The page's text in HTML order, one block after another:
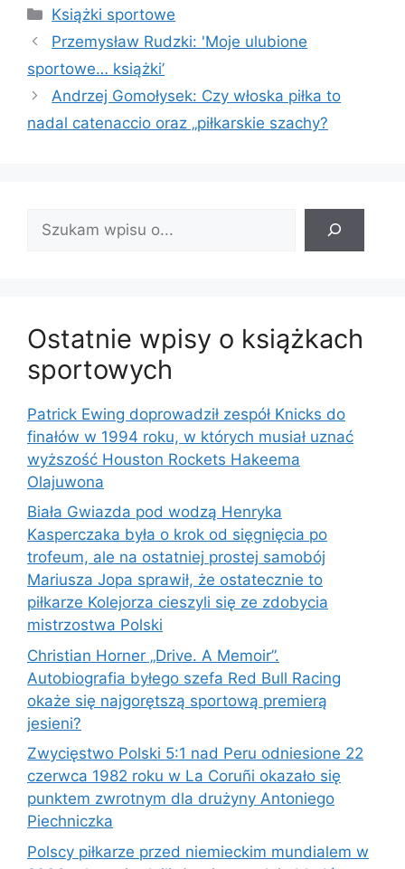
Kategorie
Książki sportowe
Przemysław Rudzki: 'Moje ulubione
sportowe… książki’
Andrzej Gomołysek: Czy włoska piłka to
nadal catenaccio oraz „piłkarskie szachy?
wpis:
Ostatnie wpisy o książkach
sportowych
Patrick Ewing doprowadził zespół Knicks do
finałów w 1994 roku, w których musiał uznać
wyższość Houston Rockets Hakeema
Olajuwona
Biała Gwiazda pod wodzą Henryka
Kasperczaka była o krok od sięgnięcia po
trofeum, ale na ostatniej prostej samobój
Mariusza Jopa sprawił, że ostatecznie to
piłkarze Kolejorza cieszyli się ze zdobycia
mistrzostwa Polski
Christian Horner „Drive. A Memoir”.
Autobiografia byłego szefa Red Bull Racing
okaże się najgorętszą sportową premierą
jesieni?
Zwycięstwo Polski 5:1 nad Peru odniesione 22
czerwca 1982 roku w La Coruñi okazało się
punktem zwrotnym dla drużyny Antoniego
Piechniczka
Polscy piłkarze przed niemieckim mundialem w